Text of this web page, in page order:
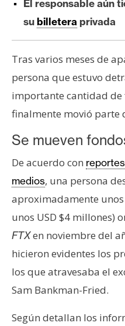
A
n
á
l
i
i
N
o
t
a
s
d
P
r
El responsable aún
subilleteraprivada
Tras varios meses de
persona que estuvo
importante cantidad de
finalmente movió parte
Se mueven
De acuerdo con
medios, una persona
aproximadamente unos
unos USD $4 millones)
FTXen noviembre del
hicieron evidentes los
los que atravesaba el
Sam Bankman-Fried.
Según detallan los